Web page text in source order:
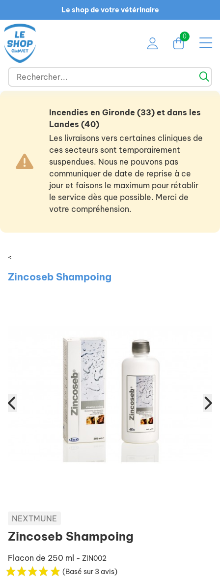
Le shop de votre vétérinaire
0
Incendies en Gironde (33) et dans les
Landes (40)
Les livraisons vers certaines cliniques de
ces secteurs sont temporairement
suspendues. Nous ne pouvons pas
communiquer de date de reprise à ce
jour et faisons le maximum pour rétablir
le service dès que possible. Merci de
votre compréhension.
<
Zincoseb Shampoing
NEXTMUNE
Zincoseb Shampoing
Flacon de 250 ml - ZIN002
(Basé sur 3 avis)